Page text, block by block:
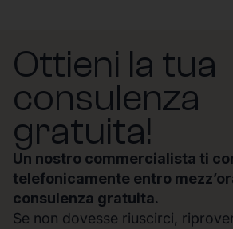
Ottieni la tua
consulenza
gratuita!
Un nostro commercialista ti
telefonicamente entro
consulenza gratuita.
Se non dovesse riuscirci,